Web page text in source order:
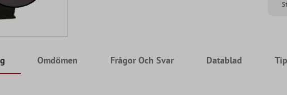
Omdömen Frågor Och Svar Datablad